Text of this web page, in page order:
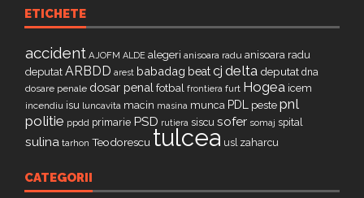
ETICHETE
accident AJOFM ALDE alegeri anisoara radu anisoara radu
deputat ARBDD arest babadag beatcj delta deputat dna
dosare penale dosar penal fotbal frontiera furt Hogea icem
incendiu isu luncavita macin masina munca PDL peste pnl
politie ppdd primarie PSD rutiera siscu sofer somaj spital
sulina tarhon Teodorescu tulcea usl zaharcu
CATEGORII